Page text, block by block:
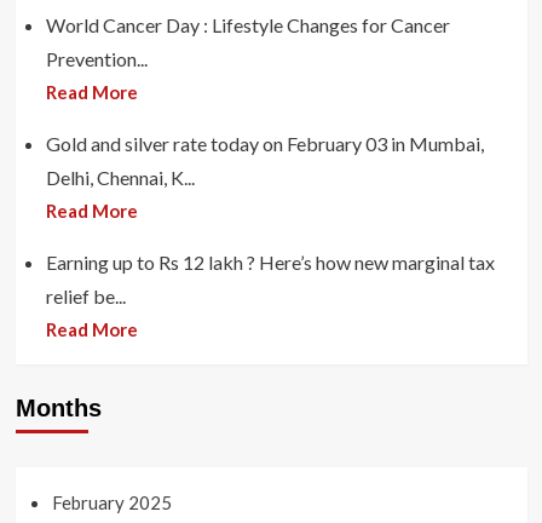
World Cancer Day : Lifestyle Changes for Cancer
Prevention...
Read More
Gold and silver rate today on February 03 in Mumbai,
Delhi, Chennai, K...
Read More
Earning up to Rs 12 lakh ? Here’s how new marginal tax
relief be...
Read More
Months
February 2025